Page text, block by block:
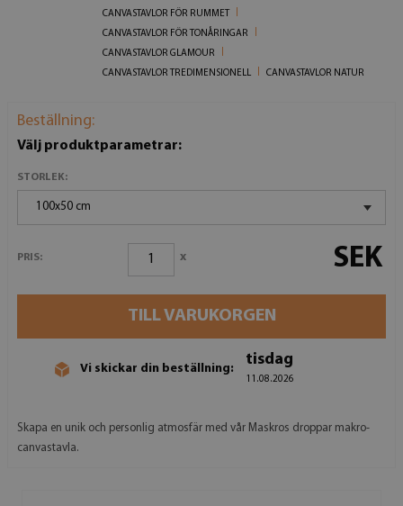
CANVASTAVLOR FÖR RUMMET
CANVASTAVLOR FÖR TONÅRINGAR
CANVASTAVLOR GLAMOUR
CANVASTAVLOR TREDIMENSIONELL
CANVASTAVLOR NATUR
Beställning:
Välj produktparametrar:
STORLEK:
100x50 cm
PRIS: x SEK
TILL VARUKORGEN
Vi skickar din beställning:
tisdag
11.08.2026
Skapa en unik och personlig atmosfär med vår Maskros droppar makro-
canvastavla.